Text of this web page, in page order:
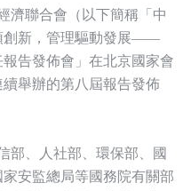
聯合會（以下簡稱「中
創新，管理驅動發展——
告發佈會」在北京國家會
舉辦的第八屆報告發佈
、人社部、環保部、國
安監總局等國務院有關部